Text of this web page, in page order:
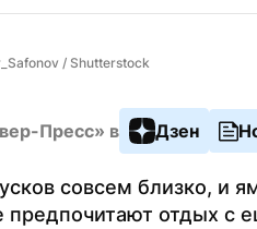
/ Shutterstock
Пресс» в Дзен
совсем близко, и
предпочитают отдых с